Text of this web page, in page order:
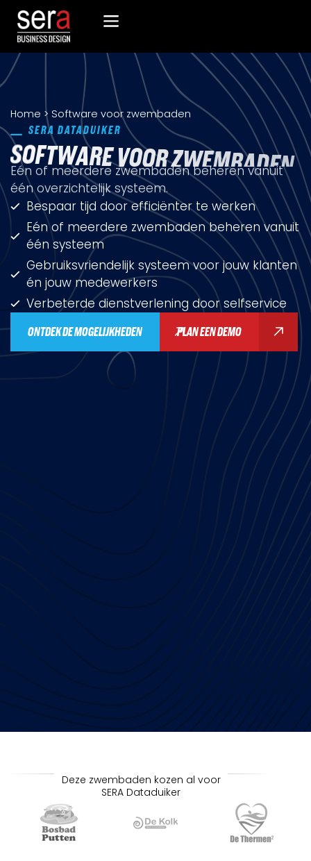
Home > Software voor zwembaden
SERA DATADUIKER
SOFTWAREVOORZWEMBADEN
Eén of meerdere zwembaden beheren vanuit
één overzichtelijk systeem.
Bespaar tijd door efficiënter te werken
Eén of meerdere zwembaden beheren vanuit
één systeem
Gebruiksvriendelijk systeem voor jouw klanten
én jouw medewerkers
Verbeterde dienstverlening door selfservice
ONTDEK DE MOGELIJKHEDEN PLAN EEN DEMO
Deze zwembaden kozen al voor
SERA Dataduiker